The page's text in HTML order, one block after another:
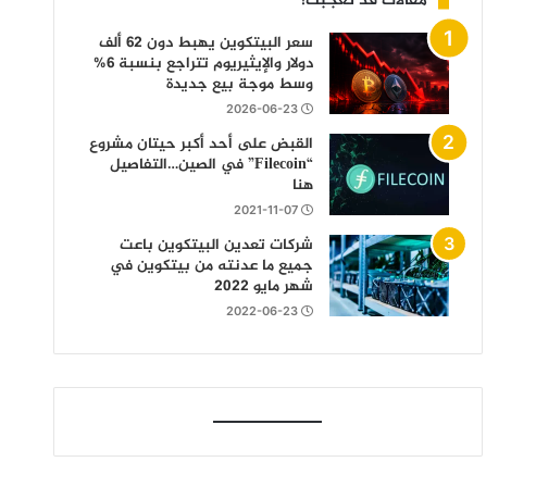
سعر البيتكوين يهبط دون 62 ألف
دولار والإيثيريوم تتراجع بنسبة 6%
وسط موجة بيع جديدة
2026-06-23
القبض على أحد أكبر حيتان مشروع
“Filecoin” في الصين…التفاصيل
هنا
2021-11-07
شركات تعدين البيتكوين باعت
جميع ما عدنته من بيتكوين في
شهر مايو 2022
2022-06-23